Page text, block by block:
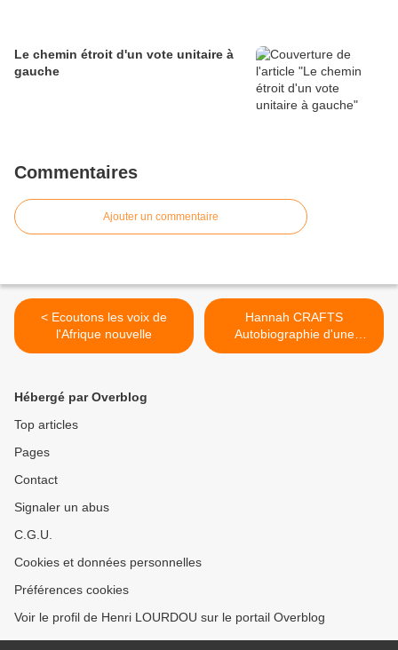
Le chemin étroit d'un vote unitaire à
gauche
Commentaires
Ajouter un commentaire
< Ecoutons les voix de
l'Afrique nouvelle
Hannah CRAFTS
Autobiographie d'une
esclave >
Hébergé par Overblog
Top articles
Pages
Contact
Signaler un abus
C.G.U.
Cookies et données personnelles
Préférences cookies
Voir le profil de Henri LOURDOU sur le portail Overblog